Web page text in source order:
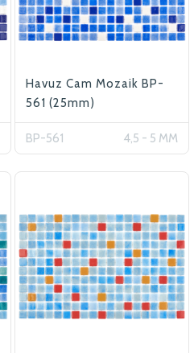
Havuz Cam Mozaik BP-
561 (25mm)
BP-561 4,5 - 5 MM